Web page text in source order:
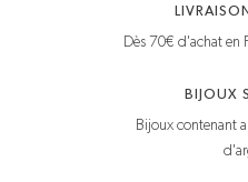
Dès 70€ d'achat en
BIJOUX
Bijoux contenant